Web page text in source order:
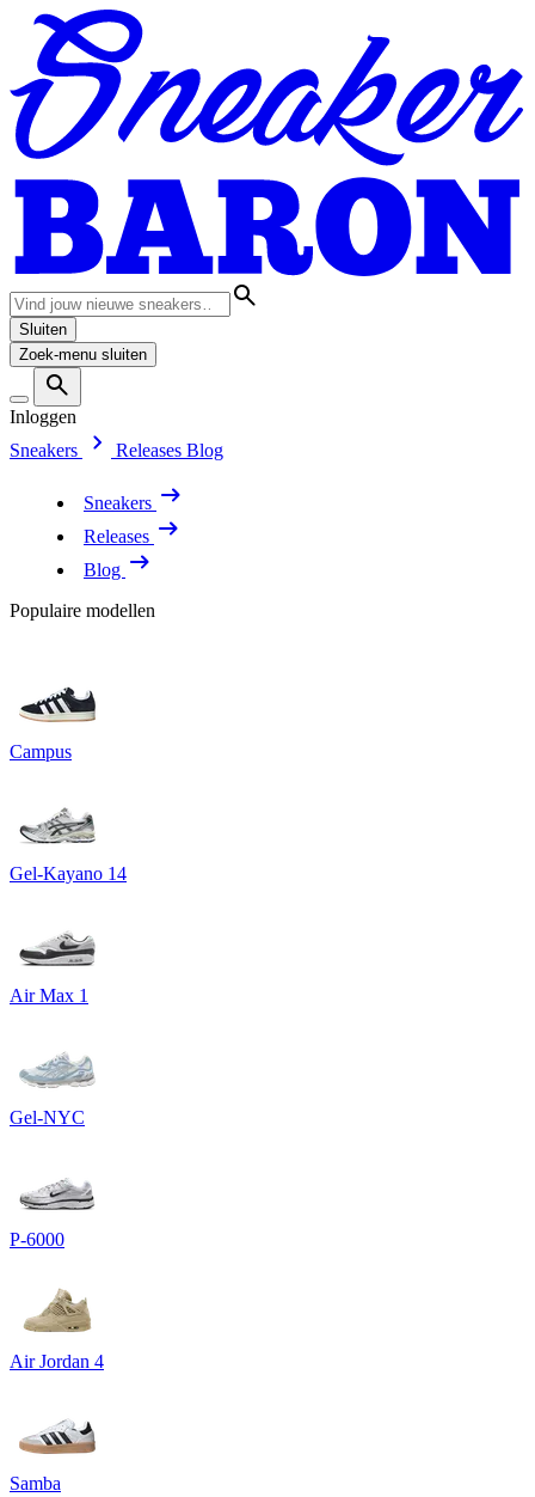
Sluiten
Zoek-menu sluiten
Inloggen
Sneakers
Releases Blog
Sneakers
Releases
Blog
Populaire modellen
Campus
Gel-Kayano 14
Air Max 1
Gel-NYC
P-6000
Air Jordan 4
Samba